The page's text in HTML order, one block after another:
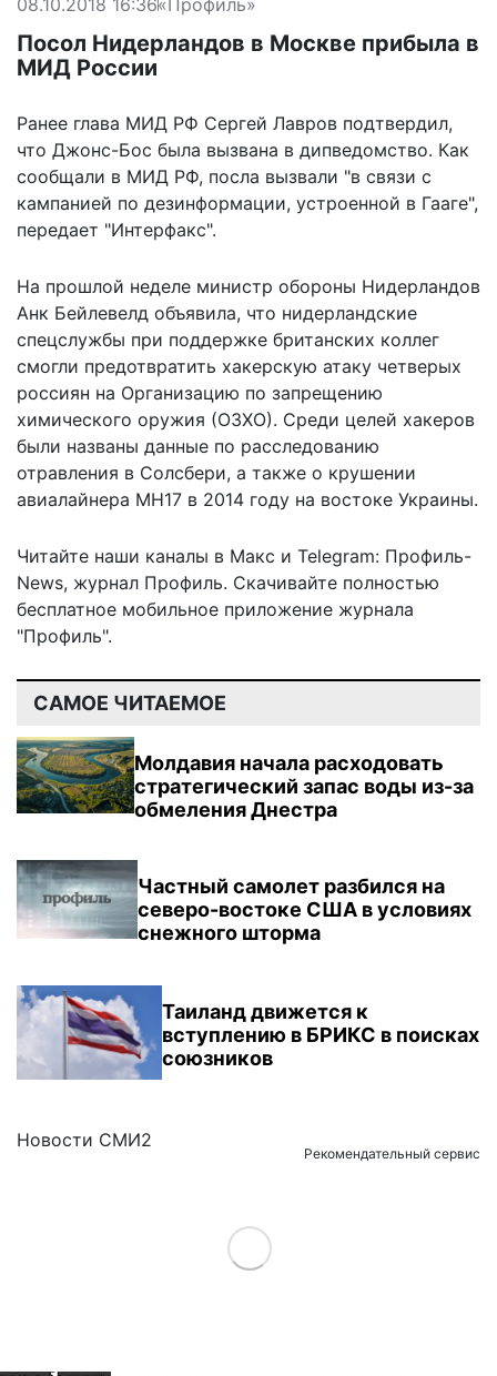
Посол Нидерландов в Москве прибыла в
МИД России
Ранее глава МИД РФ Сергей Лавров подтвердил,
что Джонс-Бос была вызвана в дипведомство. Как
сообщали в МИД РФ, посла вызвали "в связи с
кампанией по дезинформации, устроенной в Гааге",
передает "Интерфакс".
На прошлой неделе министр обороны Нидерландов
Анк Бейлевелд объявила, что нидерландские
спецслужбы при поддержке британских коллег
смогли предотвратить хакерскую атаку четверых
россиян на Организацию по запрещению
химического оружия (ОЗХО). Среди целей хакеров
были названы данные по расследованию
отравления в Солсбери, а также о крушении
авиалайнера MH17 в 2014 году на востоке Украины.
Читайте наши каналы в Макс и Telegram: Профиль-
News, журнал Профиль. Скачивайте полностью
бесплатное мобильное приложение журнала
"Профиль".
САМОЕ ЧИТАЕМОЕ
Молдавия начала расходовать
стратегический запас воды из-за
обмеления Днестра
Частный самолет разбился на
северо-востоке США в условиях
снежного шторма
Таиланд движется к
вступлению в БРИКС в поисках
союзников
Новости СМИ2
Рекомендательный сервис
Load More